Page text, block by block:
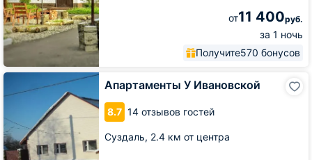
от11 400руб.
за 1 ночь
Получите570 бонусов
Апартаменты У Ивановской
8.7 14 отзывов гостей
Суздаль, 2.4 км от центра
Апартаменты
Ивановской